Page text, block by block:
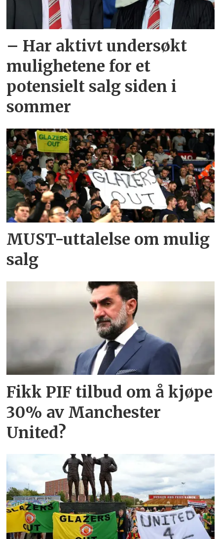
– Har aktivt undersøkt
mulighetene for et
potensielt salg siden i
sommer
MUST-uttalelse om mulig
salg
Fikk PIF tilbud om å kjøpe
30% av Manchester
United?